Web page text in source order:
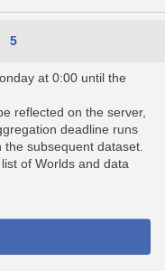
5
at 0:00 until the
reflected on the server,
deadline runs
subsequent dataset.
of Worlds and data